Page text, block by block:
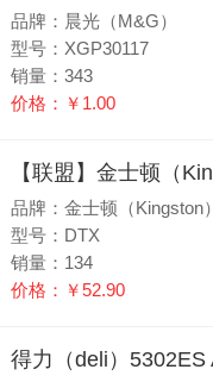
品牌：晨光（M&G）
型号：XGP30117
销量：343
价格：￥1.00
品牌：金士顿（Kingston）
型号：DTX
销量：134
价格：￥52.90